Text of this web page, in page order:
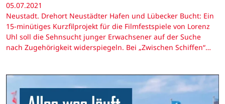
05.07.2021
Neustadt. Drehort Neustädter Hafen und Lübecker Bucht: Ein
15-minütiges Kurzfilprojekt für die Filmfestspiele von Lorenz
Uhl soll die Sehnsucht junger Erwachsener auf der Suche
nach Zugehörigkeit widerspiegeln. Bei „Zwischen Schiffen“…